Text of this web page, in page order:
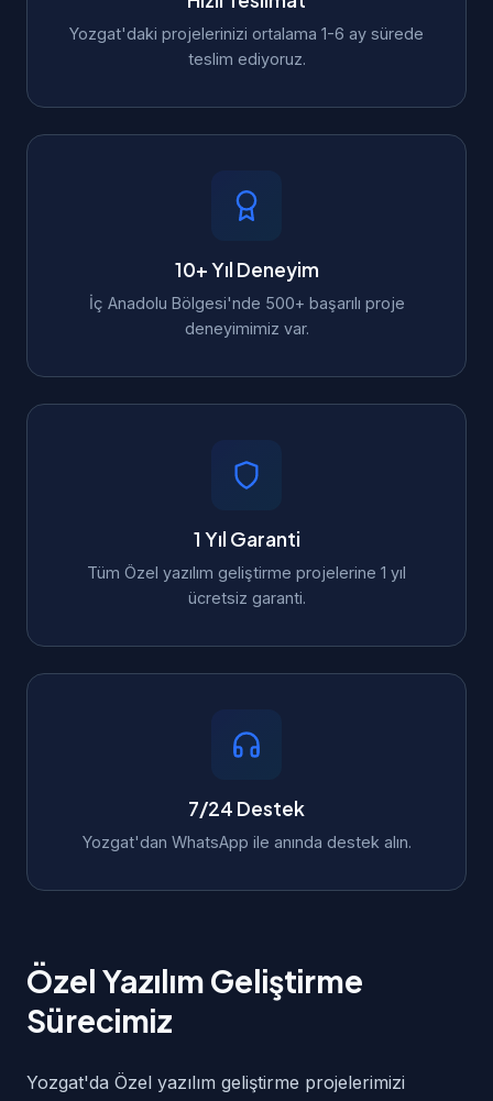
Yozgat'daki projelerinizi ortalama 1-6 ay sürede
teslim ediyoruz.
10+ Yıl Deneyim
İç Anadolu Bölgesi'nde 500+ başarılı proje
deneyimimiz var.
1 Yıl Garanti
Tüm Özel yazılım geliştirme projelerine 1 yıl
ücretsiz garanti.
7/24 Destek
Yozgat'dan WhatsApp ile anında destek alın.
Özel Yazılım Geliştirme
Sürecimiz
Yozgat'da Özel yazılım geliştirme projelerimizi